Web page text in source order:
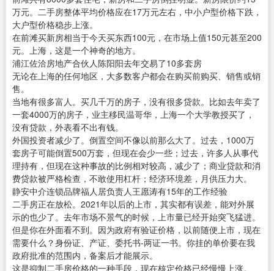
万元。二手房整体平均价格应在17万元左右，中小户型价格下跌，
大户型价格稳步上涨。
在前滩买新房相当于今天买东西100元，在市场上值150元甚至200
元。上海，这是一个神奇的地方。
浦江佐洽房地产合伙人陈阳阳去年交易了10多套房
无论在上海的任何地区，大多数客户都会在购买前购买、销售或销
售。
当地有很多富人。买几千万的房子，没有很多贷款。比如去年卖了
一套4000万的房子，业主移民温哥华，上海一个大学教授买了，
没有贷款，外表看不出有钱。
外国投资者减少了。倒置空间不像以前那么大了。过去，1000万
套房子可能倒置500万套，但现在会少一些；过去，许多人从事代
理持有，但现在这种事故的比例相对较高，减少了；商业贷款和消
费贷款被严格检查，不敢使用杠杆；经济环境差，月供压力大。
静安中介连锁品牌福人居负责人王愿涛有15年的工作经验
二手房正在放松。2021年以后的上市，其实都有误差，能对外展
示的也少了。去年市场不景气的时候，上市量已经开始突飞猛进。
但是你在外面看不到。因为政府有验证价格，以前随便上市，现在
需要什么？身份证、产证、委托书-两证一书。你挂的单价要在我
政府批准的范围内，备案后才能展示。
这是抑制二手房价格的一种手段，现在核定价格已经慢慢上涨。